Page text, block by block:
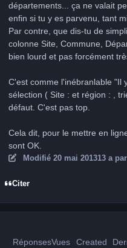
départements... ça ne valait
enfin si tu y es parvenu, tant
Par contre, que dis-tu de
colonne Site, Commune,
bien lourd et pas forcément
C'est comme l'inébranlable "Il
sélection ( Site : et région : ,
défaut. C'est pas top.
Cela dit, pour le mettre en
sont OK.
Modifié 20 mai 201313 apar
Citer
RéponsesVues Created